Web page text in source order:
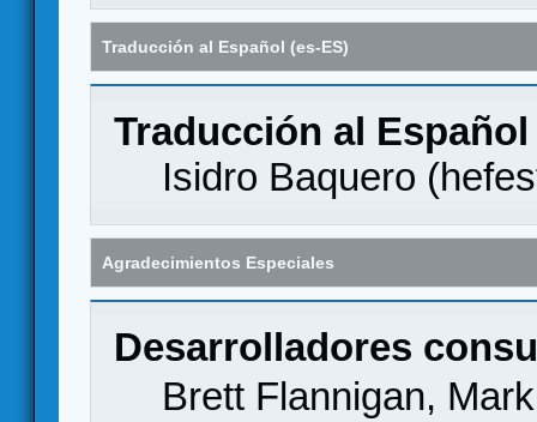
Traducción al Español (es-ES)
Traducción al Español
Isidro Baquero (
Agradecimientos Especiales
Desarrolladores
Brett Flannigan,